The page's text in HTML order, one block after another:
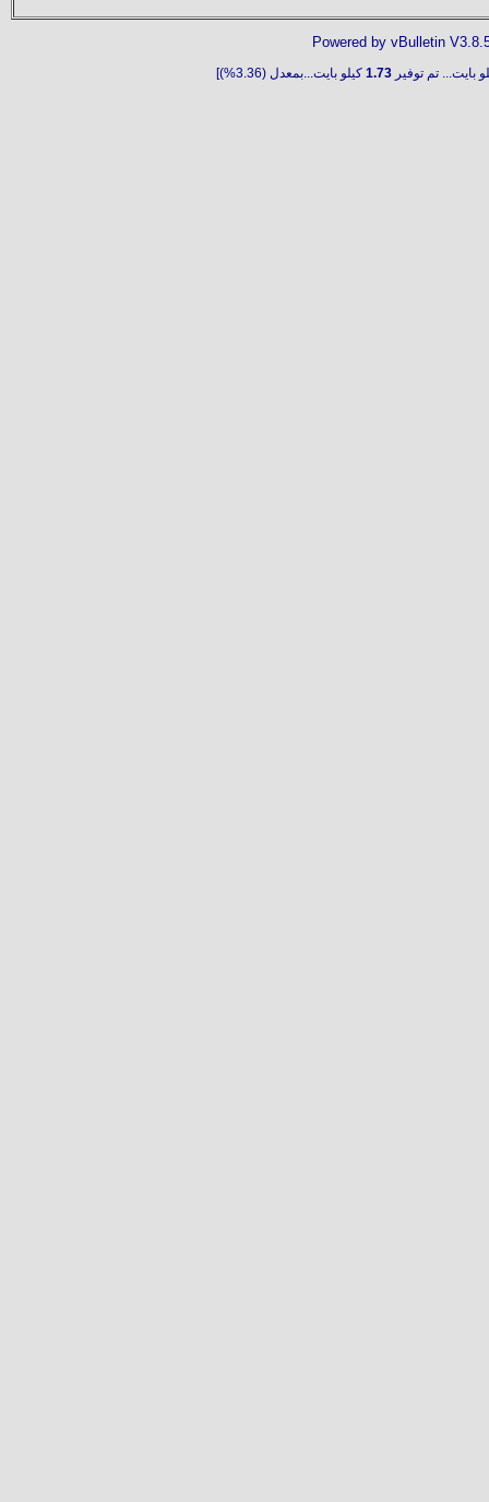
Powered by vBulletin
بايت... تم توفير 1.73 كيلو بايت...بمعدل (3.36%)]